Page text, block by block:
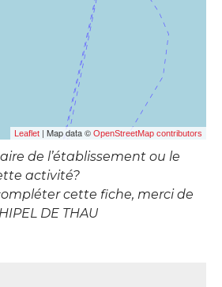
Leaflet | Map data © OpenStreetMap contributors
de l’établissement ou le
activité?
cette fiche, merci de
DE THAU